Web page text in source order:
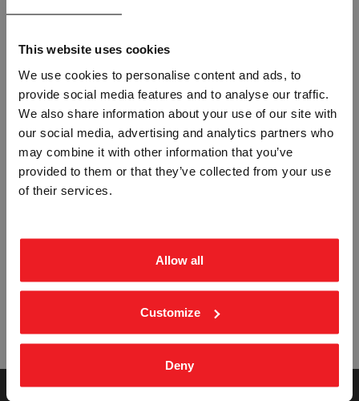
This website uses cookies
We use cookies to personalise content and ads, to
provide social media features and to analyse our traffic.
We also share information about your use of our site with
our social media, advertising and analytics partners who
may combine it with other information that you’ve
provided to them or that they’ve collected from your use
of their services.
Allow all
Customize
Deny
STP-2967
Fra kr 3 793,75
PVC SKILT
STP-2969
Frakr 440,00
KLISTREMERKE
ALUMINIUM SKILT
Vennligst velg portal
BEDRIFT PRIVAT